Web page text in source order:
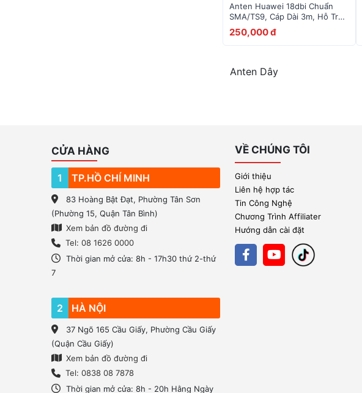
Anten Huawei 18dbi Chuẩn
SMA/TS9, Cáp Dài 3m, Hỗ Trợ
Băng Tần 700-2600Mhz
250,000 đ
Anten Dây
CỬA HÀNG
1 TP.HỒ CHÍ MINH
83 Hoàng Bật Đạt, Phường Tân Sơn
(Phường 15, Quận Tân Bình)
Xem bản đồ đường đi
Tel: 08 1626 0000
Thời gian mở cửa: 8h - 17h30 thứ 2-thứ
7
2 HÀ NỘI
37 Ngõ 165 Cầu Giấy, Phường Cầu Giấy
(Quận Cầu Giấy)
Xem bản đồ đường đi
Tel: 0838 08 7878
Thời gian mở cửa: 8h - 20h Hằng Ngày
VỀ CHÚNG TÔI
Giới thiệu
Liên hệ hợp tác
Tin Công Nghệ
Chương Trình Affiliater
Hướng dẫn cài đặt